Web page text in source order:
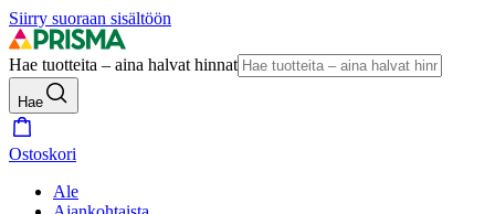
Siirry suoraan sisältöön
Hae tuotteita – aina halvat hinnat
Hae
Ostoskori
Ale